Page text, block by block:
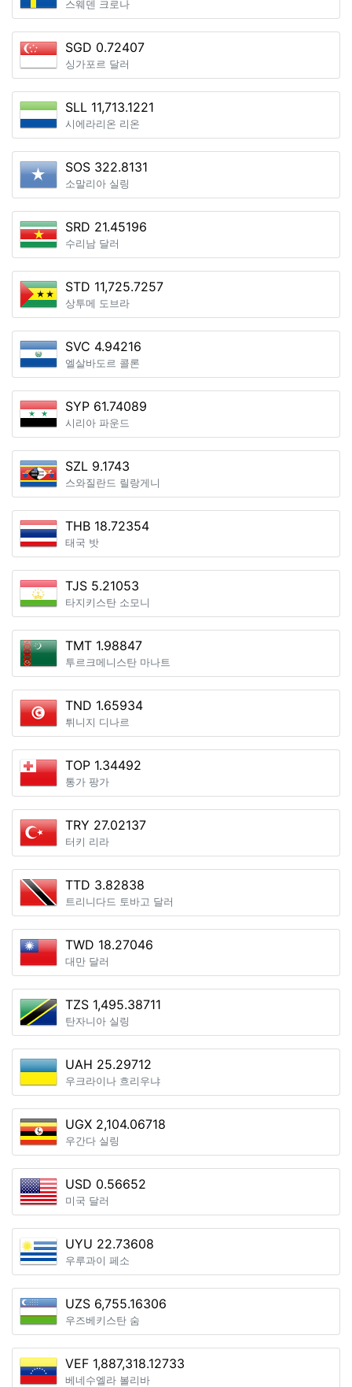
스웨덴 크로나
SGD 0.72407
싱가포르 달러
SLL 11,713.1221
시에라리온 리온
SOS 322.8131
소말리아 실링
SRD 21.45196
수리남 달러
STD 11,725.7257
상투메 도브라
SVC 4.94216
엘살바도르 콜론
SYP 61.74089
시리아 파운드
SZL 9.1743
스와질란드 릴랑게니
THB 18.72354
태국 밧
TJS 5.21053
타지키스탄 소모니
TMT 1.98847
투르크메니스탄 마나트
TND 1.65934
튀니지 디나르
TOP 1.34492
통가 팡가
TRY 27.02137
터키 리라
TTD 3.82838
트리니다드 토바고 달러
TWD 18.27046
대만 달러
TZS 1,495.38711
탄자니아 실링
UAH 25.29712
우크라이나 흐리우냐
UGX 2,104.06718
우간다 실링
USD 0.56652
미국 달러
UYU 22.73608
우루과이 페소
UZS 6,755.16306
우즈베키스탄 숨
VEF 1,887,318.12733
베네수엘라 볼리바